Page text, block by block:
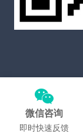
Copyright ©
微信咨询
即时快速反馈